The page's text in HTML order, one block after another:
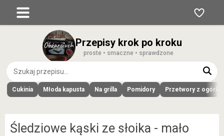
Przepisy krok po kroku
proste • smaczne • sprawdzone
Cukinia Młoda kapusta Na grilla Pomidory Przetwory z
Śledziowe kąski ze słoika - mało